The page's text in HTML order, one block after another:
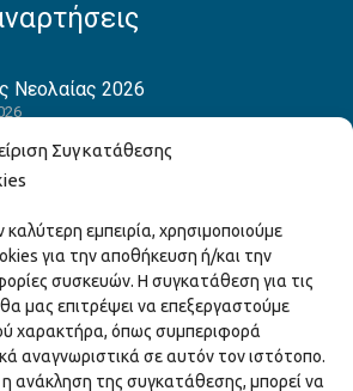
Συγκατάθεσης
καλύτερη εμπειρία, χρησιμοποιούμε
για την αποθήκευση ή/και την
συσκευών. Η συγκατάθεση για τις
μας επιτρέψει να επεξεργαστούμε
χαρακτήρα, όπως συμπεριφορά
αναγνωριστικά σε αυτόν τον ιστότοπο.
ανάκληση της συγκατάθεσης, μπορεί να
Νεολαίας 2026
Match: Γνωρίζοντας τα Αμερικανικά
Δημιουργώντας το Δικό σου
Πόλις Ονείρων Μουσικών Σχολείων